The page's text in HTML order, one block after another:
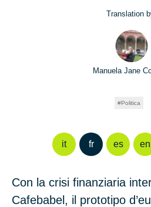
Translation
Manuela Jane
Politica
it fr es en
Con la crisi finanziaria
Cafebabel, il prototipo